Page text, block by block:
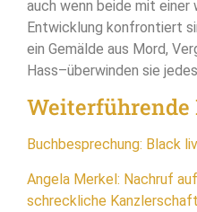
auch wenn beide mit
Entwicklung konfrontiert
ein Gemälde aus Mord,
Hass–überwinden sie
Buchbesprechung: Black
Angela Merkel: Nachruf
schreckliche Kanzlerschaft